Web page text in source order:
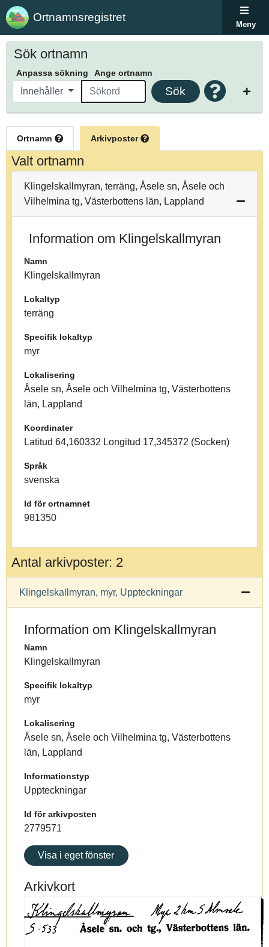
Ortnamnsregistret
Meny
Sök ortnamn
Anpassa sökning Ange ortnamn
Innehåller Sök
Ortnamn Arkivposter
Valt ortnamn
Klingelskallmyran, terräng, Åsele sn, Åsele och
Vilhelmina tg, Västerbottens län, Lappland
Information om Klingelskallmyran
Namn
Klingelskallmyran
Lokaltyp
terräng
Specifik lokaltyp
myr
Lokalisering
Åsele sn, Åsele och Vilhelmina tg, Västerbottens
län, Lappland
Koordinater
Latitud 64,160332 Longitud 17,345372 (Socken)
Språk
svenska
Id för ortnamnet
981350
Antal arkivposter: 2
Klingelskallmyran, myr, Uppteckningar
Information om Klingelskallmyran
Namn
Klingelskallmyran
Specifik lokaltyp
myr
Lokalisering
Åsele sn, Åsele och Vilhelmina tg, Västerbottens
län, Lappland
Informationstyp
Uppteckningar
Id för arkivposten
2779571
Visa i eget fönster
Arkivkort